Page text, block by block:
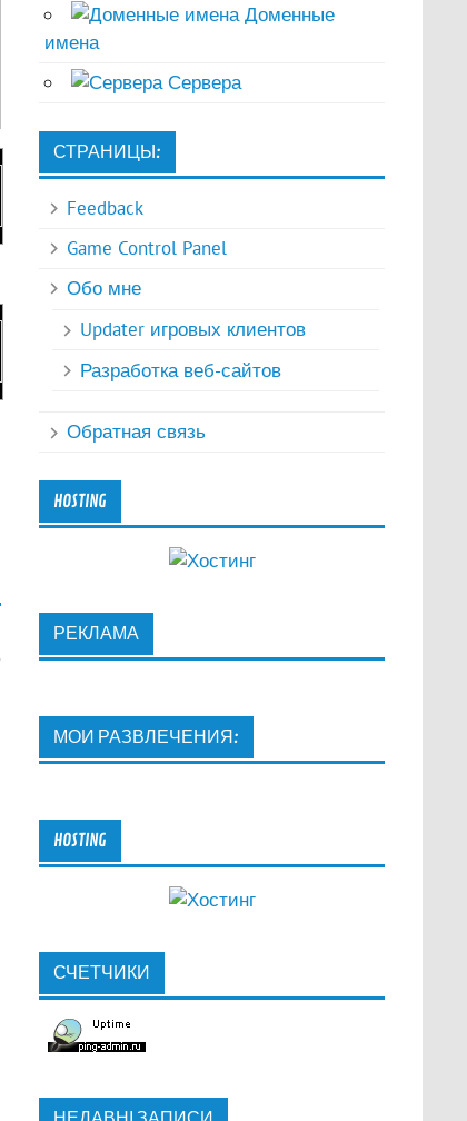
Доменные
имена
Сервера
СТРАНИЦЫ:
Feedback
Game Control Panel
Обо мне
Updater игровых клиентов
Разработка веб-сайтов
Обратная связь
HOSTING
РЕКЛАМА
МОИ РАЗВЛЕЧЕНИЯ:
HOSTING
СЧЕТЧИКИ